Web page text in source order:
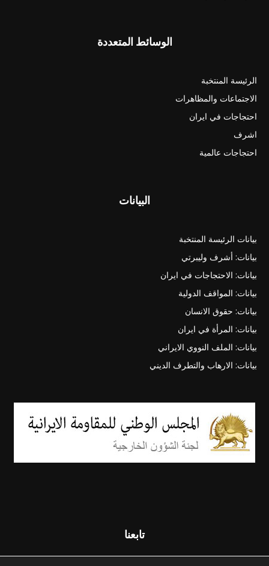
الوسائط المتعددة
الرئيسة المنتخبة
الاجتماعات والمظاهرات
احتجاجات في ايران
اشرف
احتجاجات عالمية
البيانات
بيانات الرئيسة المنتخبة
بيانات: أشرف وليبرتي
بيانات: الاحتجاجات في ايران
بيانات: المواقف الدولية
بيانات: حقوق الانسان
بيانات: المرأة في ايران
بيانات: الملف النووي الايراني
بيانات: الارهاب والتطرف الديني
تابعنا